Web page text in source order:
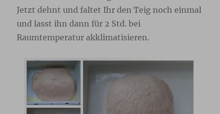
Jetzt dehnt und faltet Ihr den Teig noch einmal
und lasst ihn dann für 2 Std. bei
Raumtemperatur akklimatisieren.